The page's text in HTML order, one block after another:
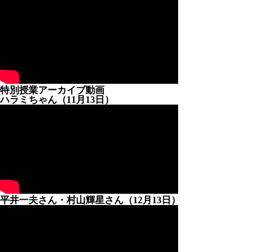
特別授業アーカイブ動画
ハラミちゃん（11月13日）
平井一夫さん・村山輝星さん（12月13日）